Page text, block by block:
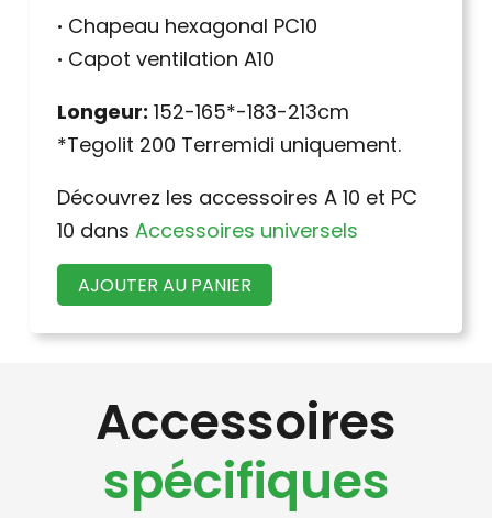
· Chapeau hexagonal PC10
· Capot ventilation A10
Longeur: 152-165*-183-213cm
*Tegolit 200 Terremidi uniquement.
Découvrez les accessoires A 10 et PC
10 dans Accessoires universels
AJOUTER AU PANIER
Accessoires
spécifiques